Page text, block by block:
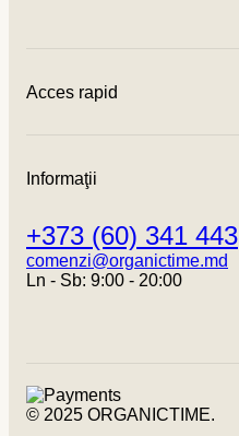
Acces rapid
Condiții de livrare
Informaţii
Despre noi
Despre cookies
Termeni și condiții
+373 (60) 341 443
comenzi@organictime.md
Ln - Sb: 9:00 - 20:00
© 2025 ORGANICTIME.